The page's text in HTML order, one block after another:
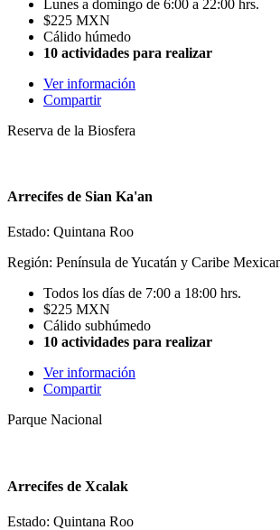
Lunes a domingo de 6:00 a 22:00 hrs.
$225 MXN
Cálido húmedo
10 actividades para realizar
Ver información
Compartir
Reserva de la Biosfera
Arrecifes de Sian Ka'an
Estado: Quintana Roo
Región: Península de Yucatán y Caribe
Todos los días de 7:00 a 18:00 hrs.
$225 MXN
Cálido subhúmedo
10 actividades para realizar
Ver información
Compartir
Parque Nacional
Arrecifes de Xcalak
Estado: Quintana Roo